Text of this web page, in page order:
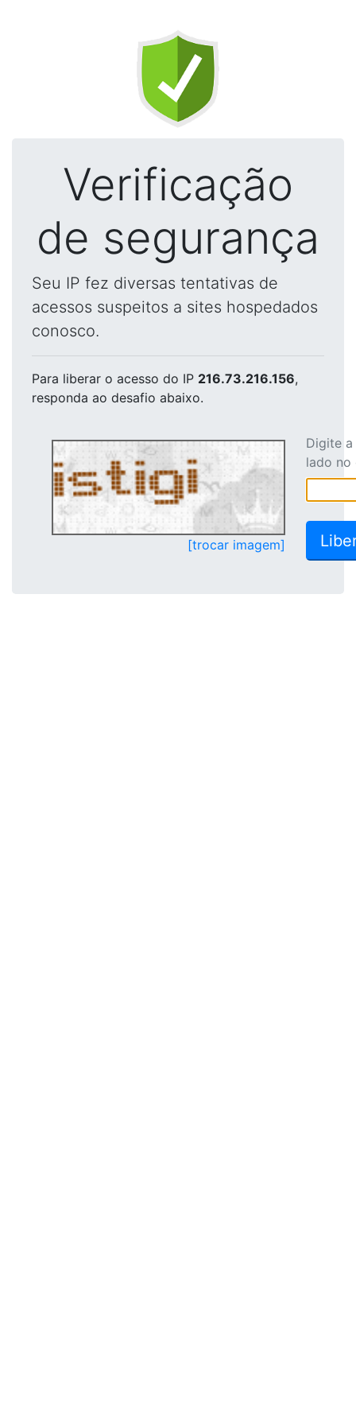
Verificação
de segurança
Seu IP fez diversas tentativas de
acessos suspeitos a sites hospedados
conosco.
Para liberar o acesso do IP 216.73.216.156,
responda ao desafio abaixo.
[trocar imagem]
Digite
lado no